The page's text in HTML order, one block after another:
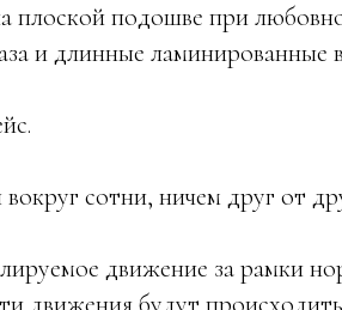
плоской подошве при
и длинные ламинированные
сотни, ничем друг от
движение за рамки